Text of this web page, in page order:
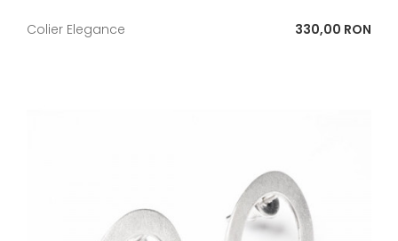
Colier Elegance Pret
330,00 RON